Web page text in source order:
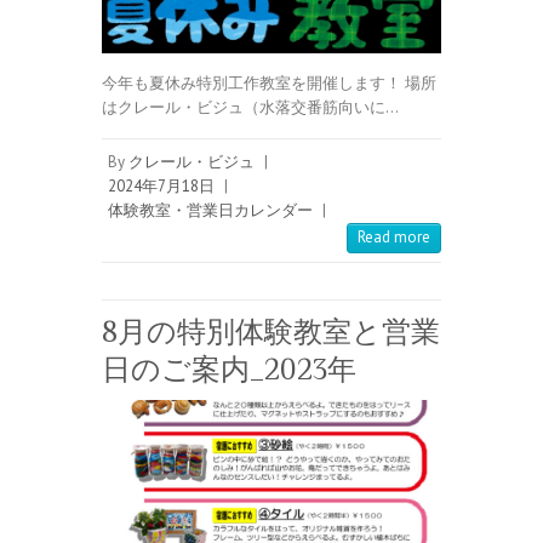
今年も夏休み特別工作教室を開催します！ 場所
はクレール・ビジュ（水落交番筋向いに…
By クレール・ビジュ
|
2024年7月18日
|
体験教室・営業日カレンダー |
Read more
8月の特別体験教室と営業
日のご案内_2023年